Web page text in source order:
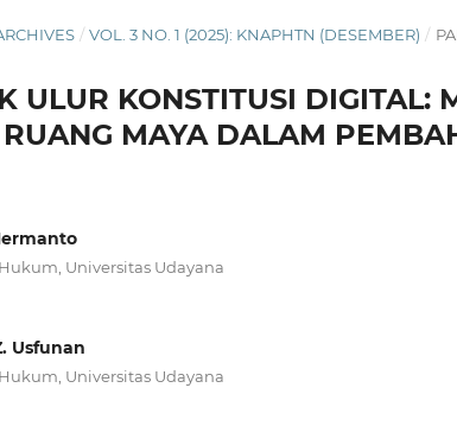
/ VOL. 3 NO. 1 (2025): KNAPHTN (DESEMBER) /
ULUR KONSTITUSI DIGITAL:
MAYA DALAM
Universitas Udayana
Usfunan
Universitas Udayana